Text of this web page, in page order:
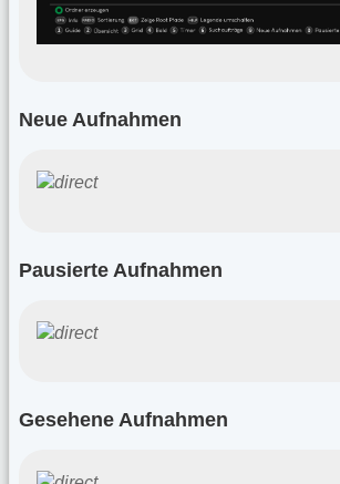
Neue Aufnahmen
Pausierte Aufnahmen
Gesehene Aufnahmen